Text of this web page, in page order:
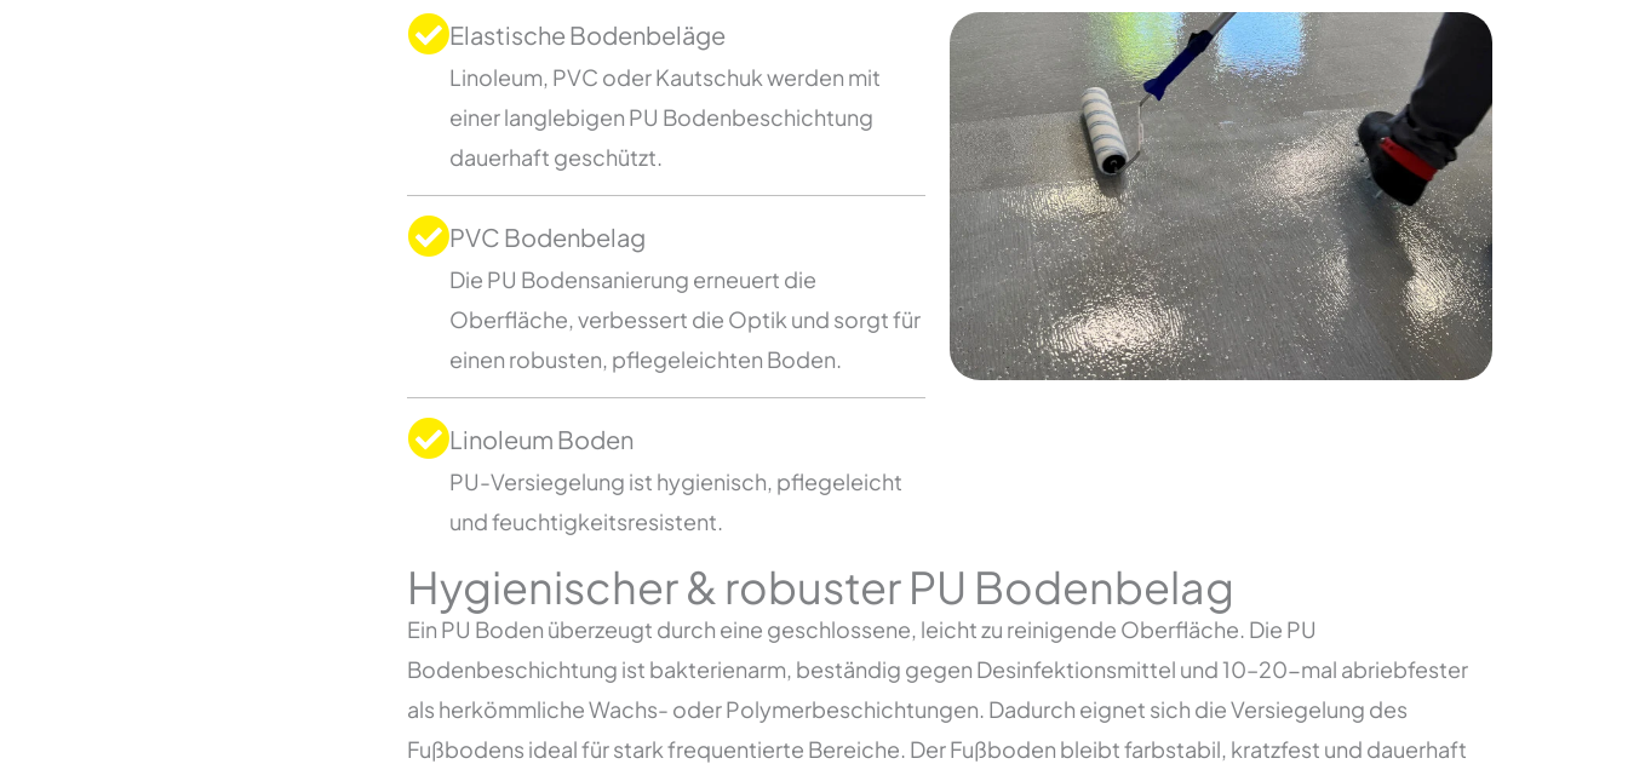
Elastische Bodenbeläge
Linoleum, PVC oder Kautschuk werden mit
einer langlebigen PU Bodenbeschichtung
dauerhaft geschützt.
PVC Bodenbelag
Die PU Bodensanierung erneuert die
Oberfläche, verbessert die Optik und sorgt für
einen robusten, pflegeleichten Boden.
Linoleum Boden
PU-Versiegelung ist hygienisch, pflegeleicht
und feuchtigkeitsresistent.
Hygienischer & robuster PU Bodenbelag
Ein PU Boden überzeugt durch eine geschlossene, leicht zu reinigende Oberfläche. Die PU
Bodenbeschichtung ist bakterienarm, beständig gegen Desinfektionsmittel und 10–20-mal abriebfester
als herkömmliche Wachs- oder Polymerbeschichtungen. Dadurch eignet sich die Versiegelung des
Fußbodens ideal für stark frequentierte Bereiche. Der Fußboden bleibt farbstabil, kratzfest und dauerhaft